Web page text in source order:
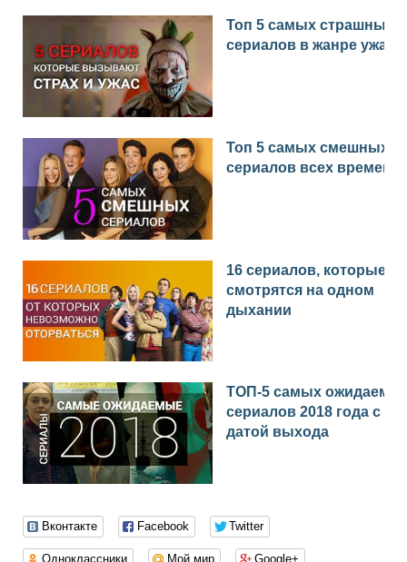
Топ 5 самых страшных
сериалов в жанре ужасы
Топ 5 самых смешных
сериалов всех времен
16 сериалов, которые
смотрятся на одном
дыхании
ТОП-5 самых
сериалов 2018 года с
датой выхода
Вконтакте Facebook Twitter
Одноклассники Мой мир Google+